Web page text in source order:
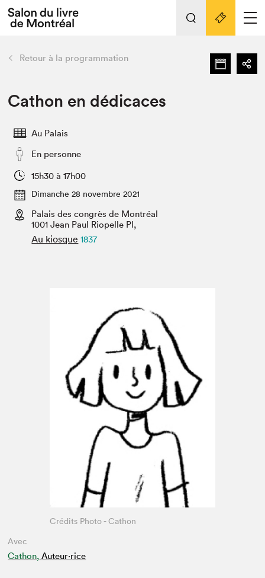
Espace médias
Espace exposant⋅e⋅s
Tout sur l'édition 2022
Actualités
Vidéos et Balados
Club de lecture Braindate
retour Nos activités
Édition 2022
Planifier sa visite
Projets partenaires 2022
Archives
Liens pratiques
Retour à la programmation
Cathon en dédicaces
Au Palais
En personne
15h30 à 17h00
Dimanche 28 novembre 2021
Palais des congrès de Montréal
1001 Jean Paul Riopelle Pl,
Au kiosque 1837
Avec
Cathon, Auteur·rice
Crédits Photo - Cathon